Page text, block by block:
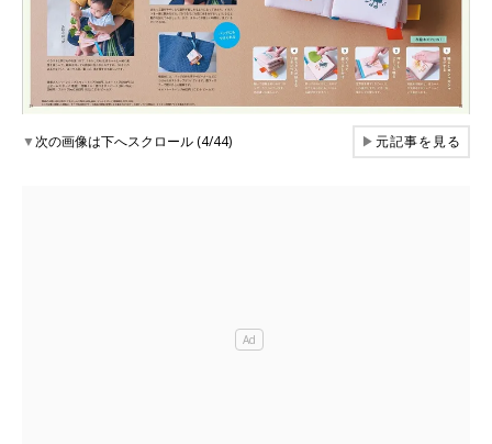
▼次の画像は下へスクロール (4/44) ▶元記事を見る